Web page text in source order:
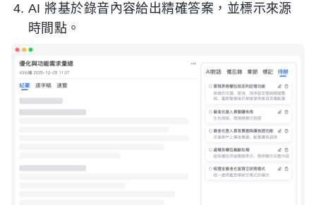
AI 將基於錄音內容給出精確答案，並標示來源
時間點。